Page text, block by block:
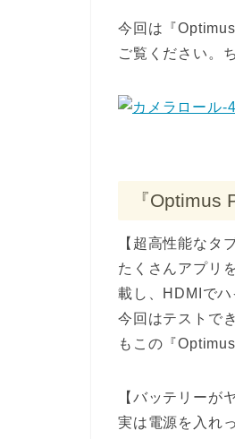
今回は『
ご覧ください。
『Optimus
【超高性能なタ
たくさんアプリ
載し、HDMIでハ
今回はテストで
もこの『
【バッテリーが
実は電源を入れ